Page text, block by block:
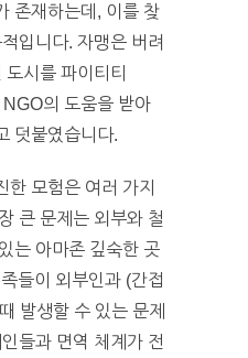
존재하는데, 이를 찾
입니다. 자맹은 버려
시를 파이티티
의 도움을 받아
덧붙였습니다.
한 모험은 여러 가지
큰 문제는 외부와 철
는 아마존 깊숙한 곳
들이 외부인과 (간접
발생할 수 있는 문제
들과 면역 체계가 전